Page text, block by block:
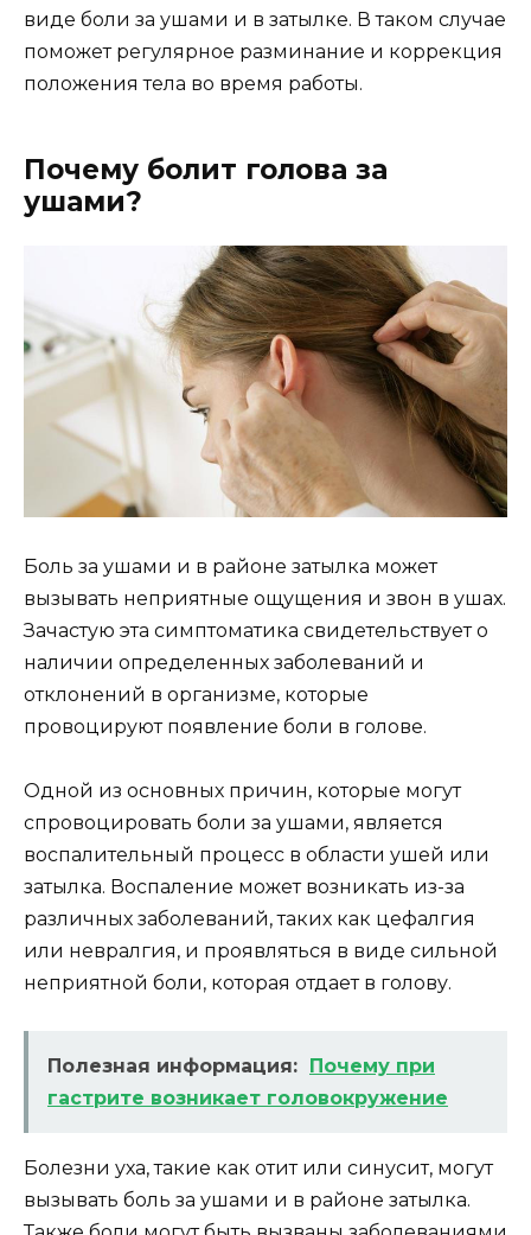
виде боли за ушами и в затылке. В таком случае
поможет регулярное разминание и коррекция
положения тела во время работы.
Почему болит голова за
ушами?
Боль за ушами и в районе затылка может
вызывать неприятные ощущения и звон в ушах.
Зачастую эта симптоматика свидетельствует о
наличии определенных заболеваний и
отклонений в организме, которые
провоцируют появление боли в голове.
Одной из основных причин, которые могут
спровоцировать боли за ушами, является
воспалительный процесс в области ушей или
затылка. Воспаление может возникать из-за
различных заболеваний, таких как цефалгия
или невралгия, и проявляться в виде сильной
неприятной боли, которая отдает в голову.
Полезная информация: Почему при
гастрите возникает головокружение
Болезни уха, такие как отит или синусит, могут
вызывать боль за ушами и в районе затылка.